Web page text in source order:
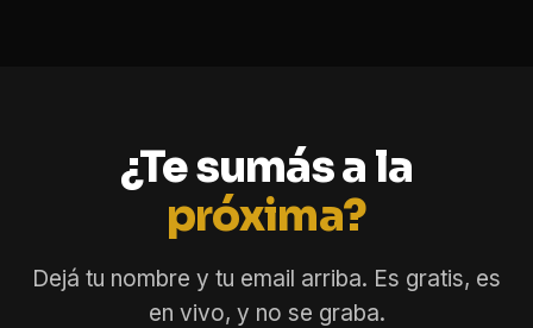
¿Te sumás a la
próxima?
Dejá tu nombre y tu email arriba. Es gratis, es
en vivo, y no se graba.